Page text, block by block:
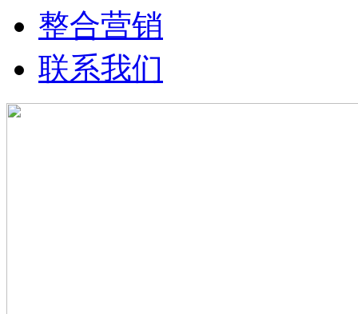
整合营销
联系我们